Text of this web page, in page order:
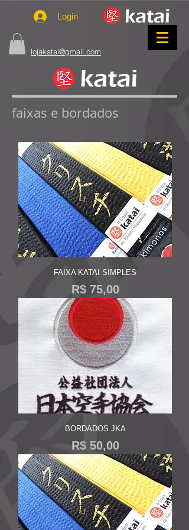
lojakatai@gmail.com
Login
faixas e bordados
FAIXA KATAI SIMPLES
Preço
R$ 75,00
BORDADOS JKA
Preço
R$ 50,00